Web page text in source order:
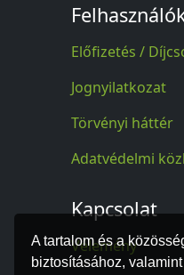
A tartalom és a
biztosításához,
Előfizetés /
Jognyilatkozat
Törvényi háttér
Adatvédelmi
Kapcsolat
Vélemény